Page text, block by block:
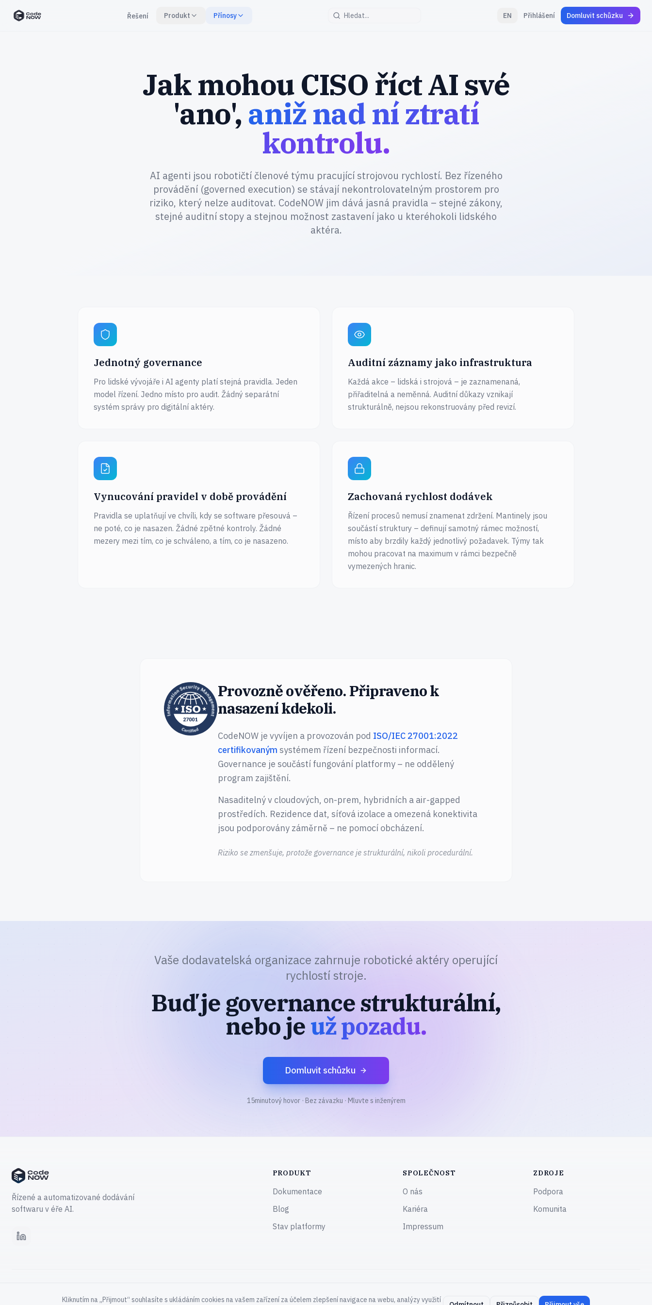
CodeNOW Home Řešení Produkt Přínosy EN Přihlášení Domluvit schůzku
Jak mohou CISO říct AI své
'ano', aniž nad ní ztratí
kontrolu.
AI agenti jsou robotičtí členové týmu pracující strojovou rychlostí. Bez řízeného
provádění (governed execution) se stávají nekontrolovatelným prostorem pro
riziko, který nelze auditovat. CodeNOW jim dává jasná pravidla – stejné zákony,
stejné auditní stopy a stejnou možnost zastavení jako u kteréhokoli lidského
aktéra.
Jednotný governance
Pro lidské vývojáře i AI agenty platí stejná pravidla. Jeden
model řízení. Jedno místo pro audit. Žádný separátní
systém správy pro digitální aktéry.
Auditní záznamy jako infrastruktura
Každá akce – lidská i strojová – je zaznamenaná,
přiřaditelná a neměnná. Auditní důkazy vznikají
strukturálně, nejsou rekonstruovány před revizí.
Vynucování pravidel v době provádění
Pravidla se uplatňují ve chvíli, kdy se software přesouvá –
ne poté, co je nasazen. Žádné zpětné kontroly. Žádné
mezery mezi tím, co je schváleno, a tím, co je nasazeno.
Zachovaná rychlost dodávek
Řízení procesů nemusí znamenat zdržení. Mantinely jsou
součástí struktury – definují samotný rámec možností,
místo aby brzdily každý jednotlivý požadavek. Týmy tak
mohou pracovat na maximum v rámci bezpečně
vymezených hranic.
Provozně ověřeno. Připraveno k
nasazení kdekoli.
CodeNOW je vyvíjen a provozován pod ISO/IEC 27001:2022
certifikovaným systémem řízení bezpečnosti informací.
Governance je součástí fungování platformy – ne oddělený
program zajištění.
Nasaditelný v cloudových, on-prem, hybridních a air-gapped
prostředích. Rezidence dat, síťová izolace a omezená konektivita
jsou podporovány záměrně – ne pomocí obcházení.
Riziko se zmenšuje, protože governance je strukturální, nikoli procedurální.
Vaše dodavatelská organizace zahrnuje robotické aktéry operující
rychlostí stroje.
Buď je governance strukturální,
nebo jeuž pozadu.
Domluvit schůzku
15minutový hovor · Bez závazku · Mluvte s inženýrem
Řízené a automatizované dodávání
softwaru v éře AI.
LinkedIn
PRODUKT
Dokumentace
Blog
Stav platformy
SPOLEČNOST
O nás
Kariéra
Impressum
ZDROJE
Podpora
Komunita
Kliknutím na „Přijmout“ souhlasíte s ukládáním cookies na vašem zařízení za účelem zlepšení navigace na webu, analýzy využití